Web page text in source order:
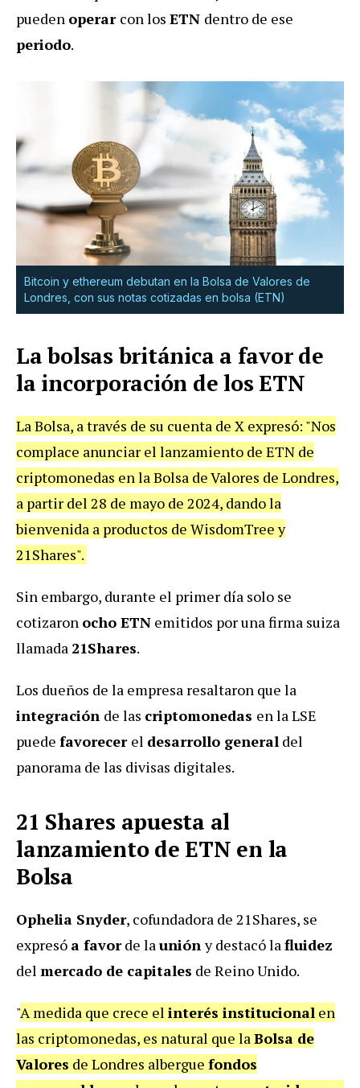
pueden operar con los ETN dentro de ese
periodo.
Bitcoin y ethereum debutan en la Bolsa de Valores de
Londres, con sus notas cotizadas en bolsa (ETN)
La bolsas británica a favor de
la incorporación de los ETN
La Bolsa, a través de su cuenta de X expresó: "Nos
complace anunciar el lanzamiento de ETN de
criptomonedas en la Bolsa de Valores de Londres,
a partir del 28 de mayo de 2024, dando la
bienvenida a productos de WisdomTree y
21Shares".
Sin embargo, durante el primer día solo se
cotizaron ocho ETN emitidos por una firma suiza
llamada 21Shares.
Los dueños de la empresa resaltaron que la
integración de las criptomonedas en la LSE
puede favorecer el desarrollo general del
panorama de las divisas digitales.
21 Shares apuesta al
lanzamiento de ETN en la
Bolsa
Ophelia Snyder, cofundadora de 21Shares, se
expresó a favorde launióny destacó lafluidez
del mercado de capitales de Reino Unido.
"A medida que crece el interés institucional en
las criptomonedas, es natural que laBolsa de
Valores de Londres albergue fondos